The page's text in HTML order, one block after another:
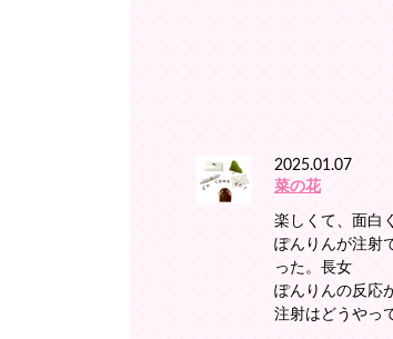
2025.01.07
菜の花
楽しくて、面白
ぽんりんが注射
った。長女
ぽんりんの反応
注射はどうやっ